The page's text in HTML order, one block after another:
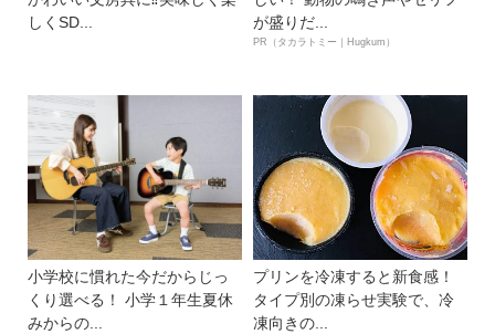
しくSD...
が盛りだ...
PR（タカラトミー｜Hugkum）
小学校に慣れた今だからじっ
くり選べる！ 小学１年生夏休
みからの...
プリンを冷凍すると新食感！
タイプ別の凍らせ実験で、冷
凍向きの...